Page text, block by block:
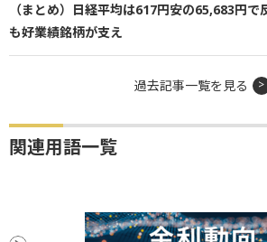
（まとめ）日経平均は617円安の65,683円
も好業績銘柄が支え
過去記事一覧を見る
関連用語一覧